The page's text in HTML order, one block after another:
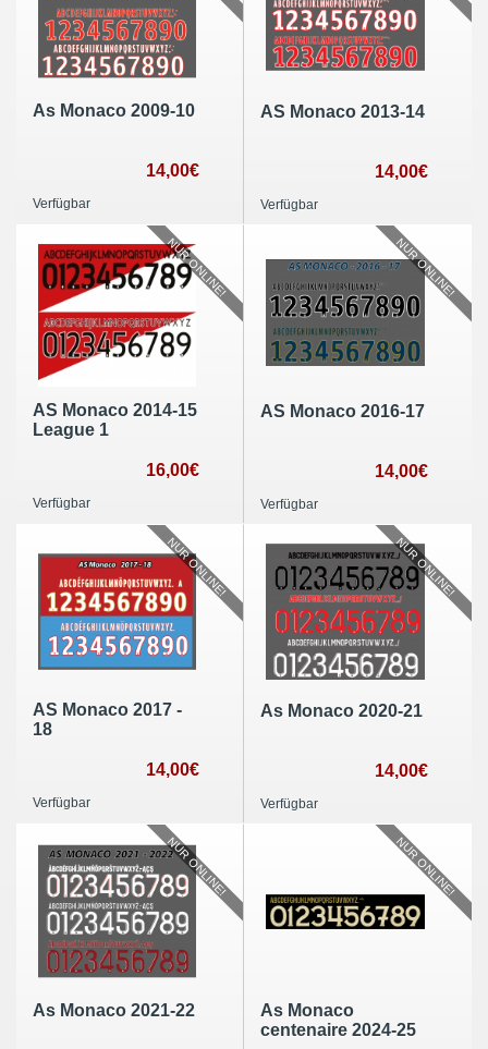
As Monaco 2009-10
14,00€
Verfügbar
AS Monaco 2013-14
14,00€
Verfügbar
AS Monaco 2014-15
League 1
16,00€
Verfügbar
NUR ONLINE!
AS Monaco 2016-17
14,00€
Verfügbar
NUR ONLINE!
AS Monaco 2017 -
18
14,00€
Verfügbar
NUR ONLINE!
As Monaco 2020-21
14,00€
Verfügbar
NUR ONLINE!
As Monaco 2021-22
NUR ONLINE!
As Monaco
centenaire 2024-25
NUR ONLINE!